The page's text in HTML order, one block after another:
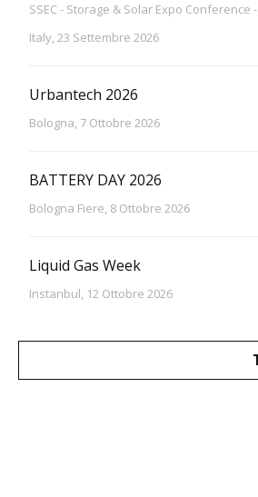
SSEC - Storage & Solar Expo
Italy, 23 Settembre 2026
Urbantech 2026
Bologna, 7 Ottobre 2026
BATTERY DAY 2026
Bologna Fiere, 8 Ottobre 2026
Liquid Gas Week
Instanbul, 12 Ottobre 2026